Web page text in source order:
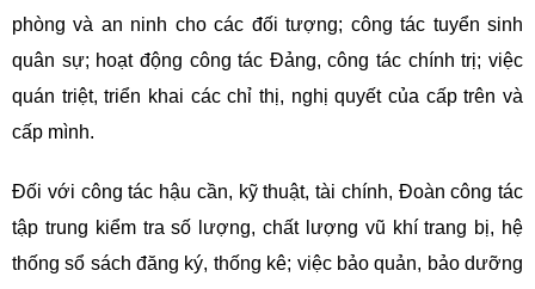
phòng và an ninh cho các đối tượng; công tác tuyển sinh
quân sự; hoạt động công tác Đảng, công tác chính trị; việc
quán triệt, triển khai các chỉ thị, nghị quyết của cấp trên và
cấp mình.
Đối với công tác hậu cần, kỹ thuật, tài chính, Đoàn công tác
tập trung kiểm tra số lượng, chất lượng vũ khí trang bị, hệ
thống sổ sách đăng ký, thống kê; việc bảo quản, bảo dưỡng